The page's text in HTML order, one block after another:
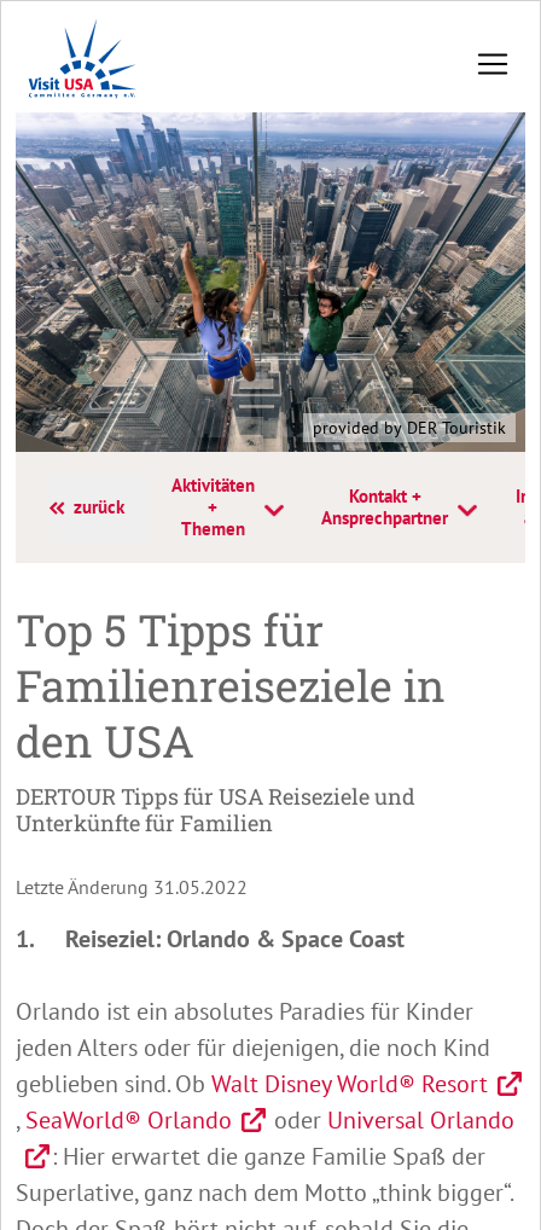
provided by DER Touristik
zurück
Aktivitäten
+
Themen
Kontakt +
Ansprechpartner
Top 5 Tipps für
Familienreiseziele in
den USA
DERTOUR Tipps für USA Reiseziele und
Unterkünfte für Familien
Letzte Änderung 31.05.2022
1. Reiseziel: Orlando & Space Coast
Orlando ist ein absolutes Paradies für Kinder
jeden Alters oder für diejenigen, die noch Kind
geblieben sind. Ob Walt Disney World® Resort
,SeaWorld® Orlando oder Universal Orlando
: Hier erwartet die ganze Familie Spaß der
Superlative, ganz nach dem Motto „think bigger“.